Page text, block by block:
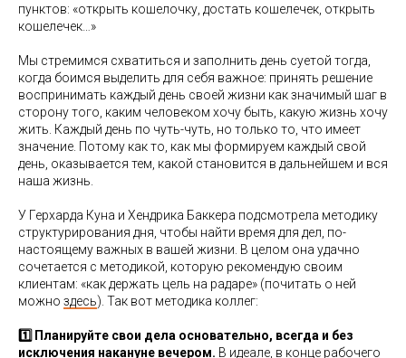
пунктов: «открыть кошелочку, достать кошелечек, открыть
кошелечек…»
Мы стремимся схватиться и заполнить день суетой тогда,
когда боимся выделить для себя важное: принять решение
воспринимать каждый день своей жизни как значимый шаг в
сторону того, каким человеком хочу быть, какую жизнь хочу
жить. Каждый день по чуть-чуть, но только то, что имеет
значение. Потому как то, как мы формируем каждый свой
день, оказывается тем, какой становится в дальнейшем и вся
наша жизнь.
У Герхарда Куна и Хендрика Баккера подсмотрела методику
структурирования дня, чтобы найти время для дел, по-
настоящему важных в вашей жизни. В целом она удачно
сочетается с методикой, которую рекомендую своим
клиентам: «как держать цель на радаре» (почитать о ней
можно здесь). Так вот методика коллег:
1️⃣ Планируйте свои дела основательно, всегда и без
исключения накануне вечером. В идеале, в конце рабочего